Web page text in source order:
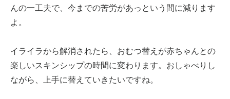
んの一工夫で、今までの苦労があっという間に減ります
よ。
イライラから解消されたら、おむつ替えが赤ちゃんとの
楽しいスキンシップの時間に変わります。おしゃべりし
ながら、上手に替えていきたいですね。